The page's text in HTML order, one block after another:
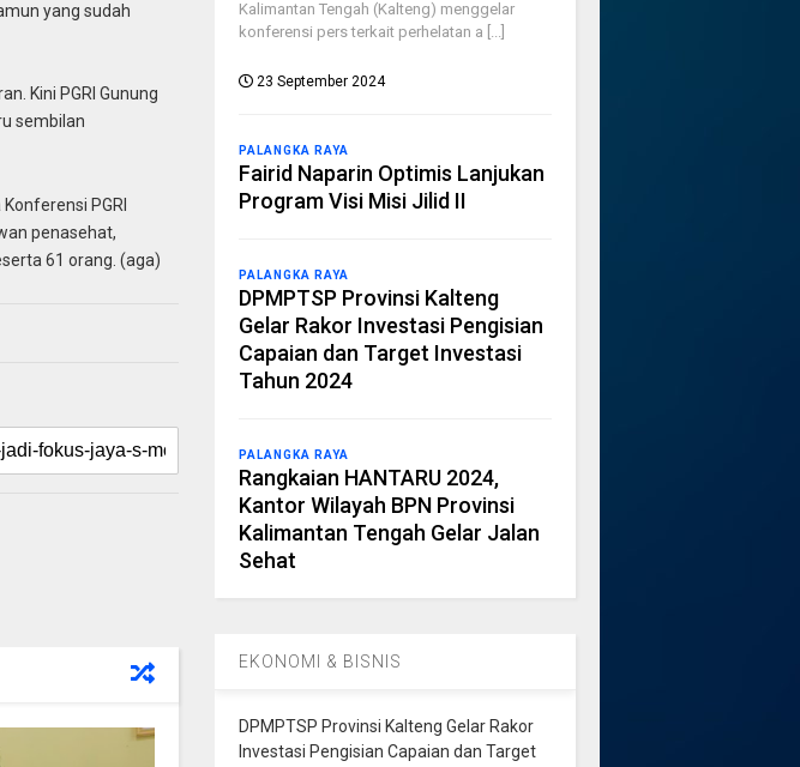
yang sudah
Kini PGRI Gunung
sembilan
PGRI
penasehat,
61 orang. (aga)
Kalimantan Tengah (Kalteng) menggelar
konferensi pers terkait perhelatan a [...]
23 September 2024
PALANGKA RAYA
Fairid Naparin Optimis Lanjukan
Program Visi Misi Jilid II
PALANGKA RAYA
DPMPTSP Provinsi Kalteng
Gelar Rakor Investasi Pengisian
Capaian dan Target Investasi
Tahun 2024
PALANGKA RAYA
Rangkaian HANTARU 2024,
Kantor Wilayah BPN Provinsi
Kalimantan Tengah Gelar Jalan
Sehat
EKONOMI & BISNIS
DPMPTSP Provinsi Kalteng Gelar Rakor
Investasi Pengisian Capaian dan Target